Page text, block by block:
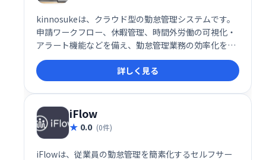
kinnosukeは、クラウド型の勤怠管理システムです。
申請ワークフロー、休暇管理、時間外労働の可視化・
アラート機能などを備え、勤怠管理業務の効率化を実
現します。日々の業務を簡単に一元管理し、スムーズ
なワークフロー構築をサポートします。
詳しく見る
iFlow
0.0 (0件)
iFlowは、従業員の勤怠管理を簡素化するセルフサー